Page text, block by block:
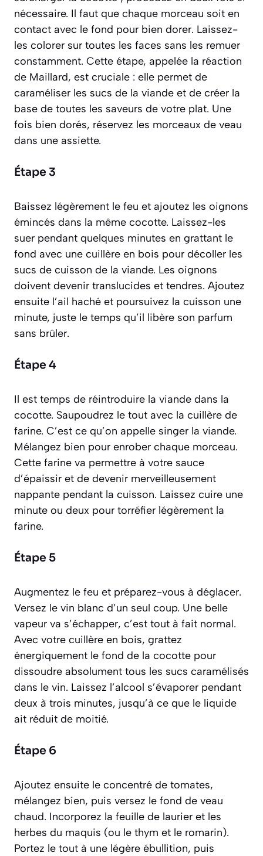
nécessaire. Il faut que chaque morceau soit en
contact avec le fond pour bien dorer. Laissez-
les colorer sur toutes les faces sans les remuer
constamment. Cette étape, appelée la réaction
de Maillard, est cruciale : elle permet de
caraméliser les sucs de la viande et de créer la
base de toutes les saveurs de votre plat. Une
fois bien dorés, réservez les morceaux de veau
dans une assiette.
Étape 3
Baissez légèrement le feu et ajoutez les oignons
émincés dans la même cocotte. Laissez-les
suer pendant quelques minutes en grattant le
fond avec une cuillère en bois pour décoller les
sucs de cuisson de la viande. Les oignons
doivent devenir translucides et tendres. Ajoutez
ensuite l’ail haché et poursuivez la cuisson une
minute, juste le temps qu’il libère son parfum
sans brûler.
Étape 4
Il est temps de réintroduire la viande dans la
cocotte. Saupoudrez le tout avec la cuillère de
farine. C’est ce qu’on appelle singer la viande.
Mélangez bien pour enrober chaque morceau.
Cette farine va permettre à votre sauce
d’épaissir et de devenir merveilleusement
nappante pendant la cuisson. Laissez cuire une
minute ou deux pour torréfier légèrement la
farine.
Étape 5
Augmentez le feu et préparez-vous à déglacer.
Versez le vin blanc d’un seul coup. Une belle
vapeur va s’échapper, c’est tout à fait normal.
Avec votre cuillère en bois, grattez
énergiquement le fond de la cocotte pour
dissoudre absolument tous les sucs caramélisés
dans le vin. Laissez l’alcool s’évaporer pendant
deux à trois minutes, jusqu’à ce que le liquide
ait réduit de moitié.
Étape 6
Ajoutez ensuite le concentré de tomates,
mélangez bien, puis versez le fond de veau
chaud. Incorporez la feuille de laurier et les
herbes du maquis (ou le thym et le romarin).
Portez le tout à une légère ébullition, puis